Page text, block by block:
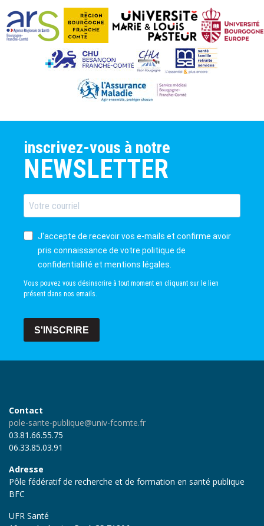
inscrivez-vous à notre
NEWSLETTER
J'accepte de recevoir vos e-mails et confirme avoir
pris connaissance de votre politique de
confidentialité et mentions légales.
Vous pouvez vous désinscrire à tout moment en cliquant sur le lien
présent dans nos emails.
S'INSCRIRE
Contact
pole-sante-publique@univ-fcomte.fr
03.81.66.55.75
06.33.85.03.91
Adresse
Pôle fédératif de recherche et de formation en santé publique
BFC
UFR Santé